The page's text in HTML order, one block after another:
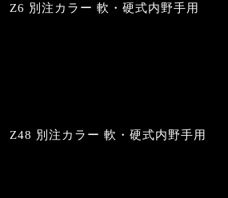
Z6 別注カラー 軟・硬式内野手用
Z48 別注カラー 軟・硬式内野手用